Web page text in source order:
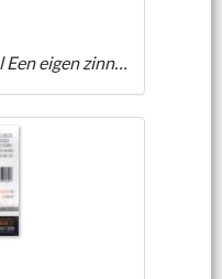
Zinnestreel Quadruppel Een eigen zinnig bier